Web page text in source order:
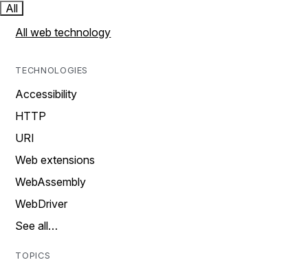
All
All web technology
TECHNOLOGIES
Accessibility
HTTP
URI
Web extensions
WebAssembly
WebDriver
See all…
TOPICS